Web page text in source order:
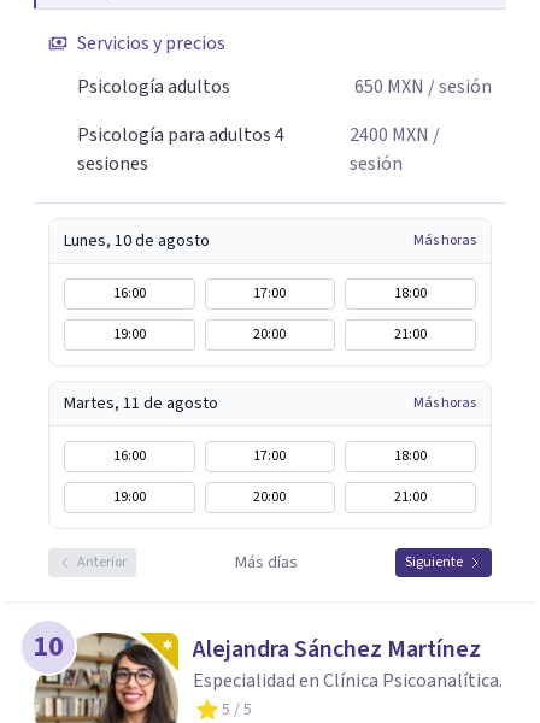
Servicios y precios
Psicología adultos
650 MXN / sesión
Psicología para adultos 4
sesiones
2400 MXN /
sesión
Lunes, 10 de agosto Más horas
16:00 17:00
18:00
19:00
20:00 21:00
Martes, 11 de agosto Más horas
16:00 17:00
18:00
19:00
20:00 21:00
Anterior Más días Siguiente
10 Alejandra Sánchez Martínez
Especialidad en Clínica Psicoanalítica.
5 / 5